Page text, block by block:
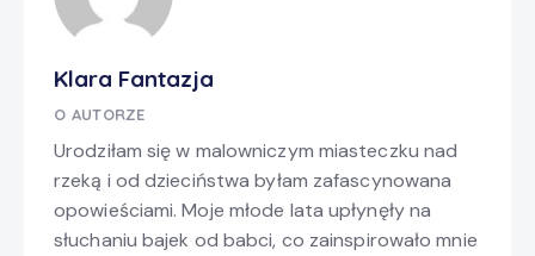
Klara Fantazja
O AUTORZE
Urodziłam się w malowniczym miasteczku nad
rzeką i od dzieciństwa byłam zafascynowana
opowieściami. Moje młode lata upłynęły na
słuchaniu bajek od babci, co zainspirowało mnie